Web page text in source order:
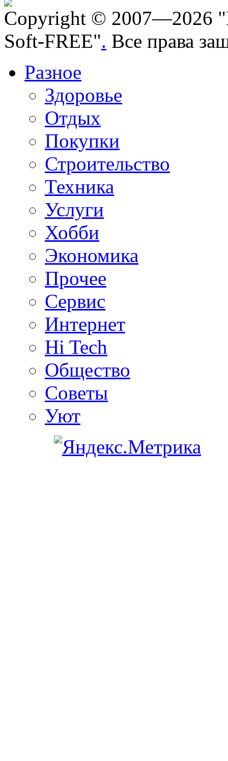
Copyright © 2007—2026
Soft-FREE". Все права
Разное
Здоровье
Отдых
Покупки
Строительство
Техника
Услуги
Хобби
Экономика
Прочее
Сервис
Интернет
Hi Tech
Общество
Советы
Уют